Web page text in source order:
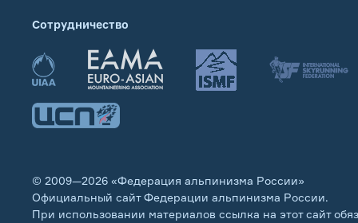
Сотрудничество
© 2009—2026 «Федерация альпинизма России»
Официальный сайт Федерации альпинизма России.
При использовании материалов ссылка на этот сайт